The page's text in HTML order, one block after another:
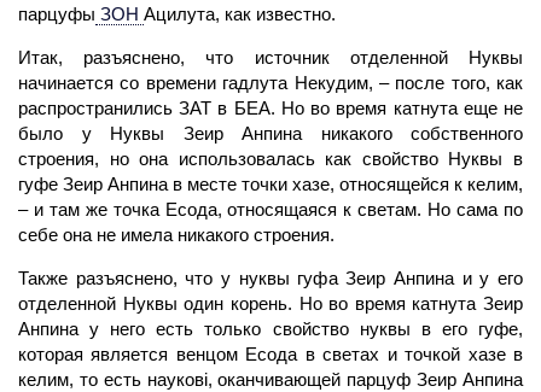
парцуфы ЗОН Ацилута, как известно.
Итак, разъяснено, что источник отделенной Нуквы
начинается со времени гадлута Некудим, – после того, как
распространились ЗАТ в БЕА. Но во время катнута еще не
было у Нуквы Зеир Анпина никакого собственного
строения, но она использовалась как свойство Нуквы в
гуфе Зеир Анпина в месте точки хазе, относящейся к келим,
– и там же точка Есода, относящаяся к светам. Но сама по
себе она не имела никакого строения.
Также разъяснено, что у нуквы гуфа Зеир Анпина и у его
отделенной Нуквы один корень. Но во время катнута Зеир
Анпина у него есть только свойство нуквы в его гуфе,
которая является венцом Есода в светах и точкой хазе в
келим, то есть наукові, оканчивающей парцуфЗеир Анпина